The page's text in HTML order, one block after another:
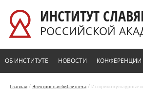
ИНСТИТУТ
РОССИЙСКОЙ
ОБ ИНСТИТУТЕ НОВОСТИ КОНФЕРЕНЦИИ
Главная / Электронная библиотека / Историко-культурные